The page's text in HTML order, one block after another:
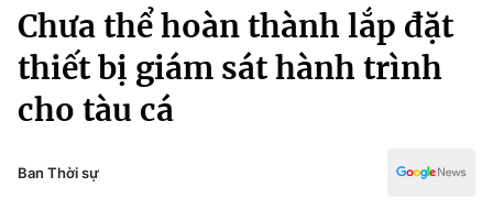
Chuyên mục
Chính trị
Xã hội
Pháp luật
Kinh tế
Thể thao
Truyền hình
Văn hóa - Giải trí
Công nghệ
Chưa thể hoàn thành lắp đặt
thiết bị giám sát hành trình
cho tàu cá
Ban Thời sự